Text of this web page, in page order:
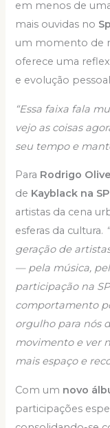
em menos de
mais ouvidas no
um momento de
oferece uma
e evolução
“Essa faixa fala
vejo as coisas
seu tempo e
Para Rodrigo
de Kayblack na
artistas da cena
esferas da cultura.
geração de
— pela música,
participação na
comportamento
orgulho para nós
movimento e ver
mais espaço e
Com um novo
participações